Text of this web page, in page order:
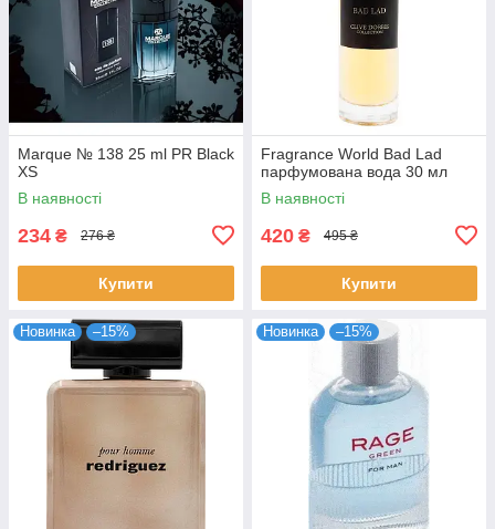
Marque № 138 25 ml PR Black
XS
В наявності
234 ₴ 276 ₴
Купити
Fragrance World Bad Lad
парфумована вода 30 мл
В наявності
420 ₴ 495 ₴
Купити
Новинка –15% Новинка –15%